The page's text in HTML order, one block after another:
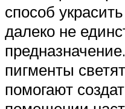
способ
далеко не
пигменты
помогают